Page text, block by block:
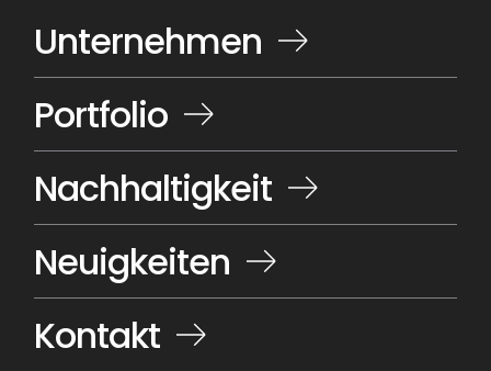
Unternehmen
Portfolio
Nachhaltigkeit
Neuigkeiten
Kontakt